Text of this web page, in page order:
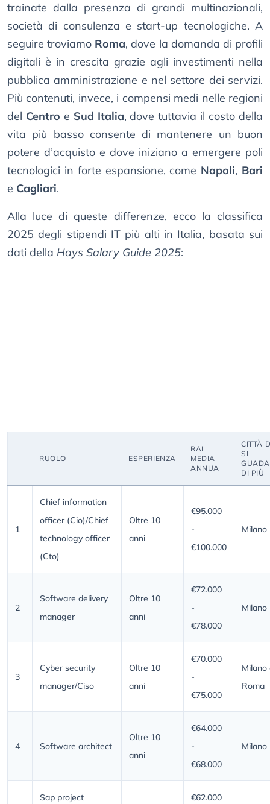
trainate dalla presenza di grandi multinazionali,
società di consulenza e start-up tecnologiche. A
seguire troviamo Roma, dove la domanda di profili
digitali è in crescita grazie agli investimenti nella
pubblica amministrazione e nel settore dei servizi.
Più contenuti, invece, i compensi medi nelle regioni
del Centro e Sud Italia, dove tuttavia il costo della
vita più basso consente di mantenere un buon
potere d’acquisto e dove iniziano a emergere poli
tecnologici in forte espansione, come Napoli, Bari
e Cagliari.
Alla luce di queste differenze, ecco la classifica
2025 degli stipendi IT più alti in Italia, basata sui
dati della Hays Salary Guide 2025:
RUOLO ESPERIENZA
RAL
MEDIA
ANNUA
CITTÀ
SI
DI PIÙ
1
Chief information
officer (Cio)/Chief
technology officer
(Cto)
Oltre 10
anni
€95.000
-
€100.000
Milano
2
Software delivery
manager
Oltre 10
anni
€72.000
-
€78.000
Milano
3
Cyber security
manager/Ciso
Oltre 10
anni
€70.000
-
€75.000
Milano
Roma
4 Software architect
Oltre 10
anni
€64.000
-
€68.000
Milano
Sap project
€62.000